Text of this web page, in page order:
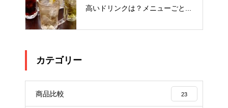
高いドリンクは？メニューごと...
カテゴリー
商品比較 23